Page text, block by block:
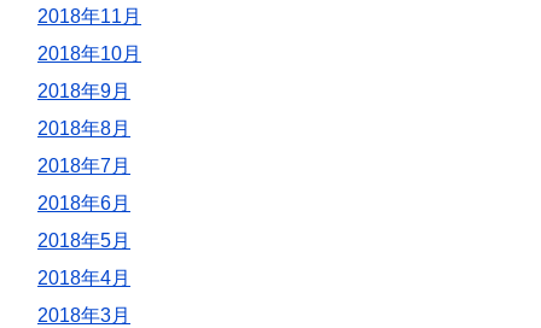
2018年11月
2018年10月
2018年9月
2018年8月
2018年7月
2018年6月
2018年5月
2018年4月
2018年3月